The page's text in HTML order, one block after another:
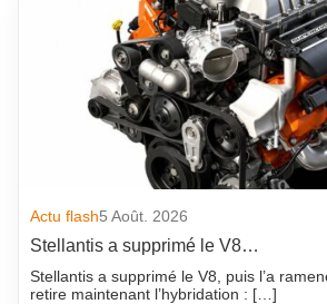
Actu flash5 Août. 2026
Stellantis a supprimé le V8…
Stellantis a supprimé le V8, puis l’a
retire maintenant l’hybridation : […]